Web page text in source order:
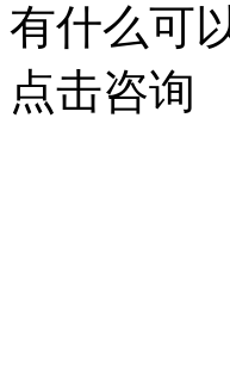
有什么可
点击咨询